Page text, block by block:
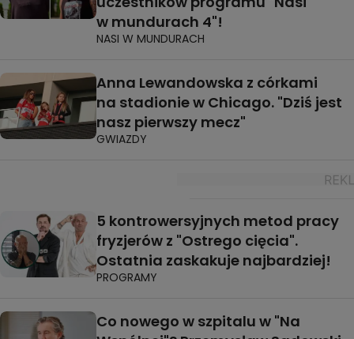
w mundurach 4"!
NASI W MUNDURACH
Anna Lewandowska z córkami
na stadionie w Chicago. "Dziś jest
nasz pierwszy mecz"
GWIAZDY
5 kontrowersyjnych metod pracy
fryzjerów z "Ostrego cięcia".
Ostatnia zaskakuje najbardziej!
PROGRAMY
Co nowego w szpitalu w "Na